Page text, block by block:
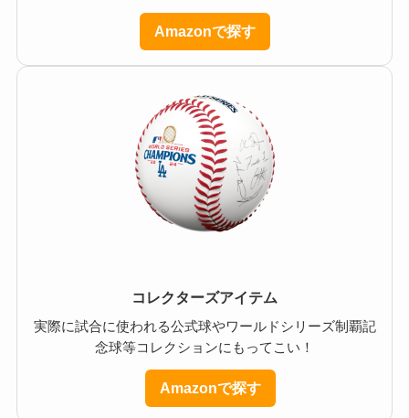
Amazonで探す
コレクターズアイテム
実際に試合に使われる公式球やワールドシリーズ制覇記
念球等コレクションにもってこい！
Amazonで探す